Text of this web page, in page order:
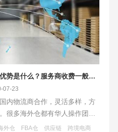
美国第三方海外仓有哪些？优势是什么？服务商收费一般包括什么？
07-23
内物流商合作，灵活多样，方
很多海外仓都有华人操作团
不用担心货因为限制而被亚马
外仓 FBA仓 供应链
跨境电商